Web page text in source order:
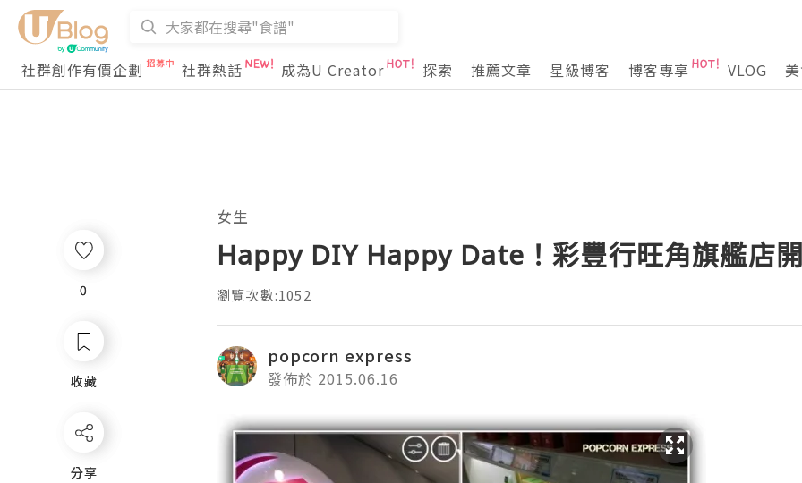
社群創作有價企劃
社群熱話 成為U Creator 探索 推薦文章 星級博客 博客專享 VLOG
0
收藏
分享
女生
Happy DIY Happy Date！彩豐行旺角旗艦店
瀏覽次數:1052
popcorn express
發佈於 2015.06.16
0
收藏
分享